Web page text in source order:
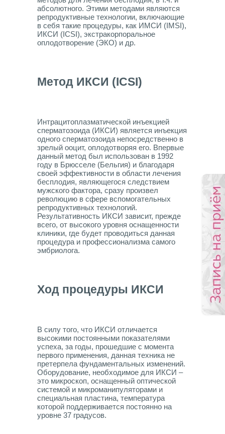
абсолютного. Этими методами являются
репродуктивные технологии, включающие
в себя такие процедуры, как ИМСИ (IMSI),
ИКСИ (ICSI), экстракорпоральное
оплодотворение (ЭКО) и др.
Метод ИКСИ (ICSI)
Интрацитоплазматической инъекцией
сперматозоида (ИКСИ) является инъекция
одного сперматозоида непосредственно в
зрелый ооцит, оплодотворяя его. Впервые
данный метод был использован в 1992
году в Брюсселе (Бельгия) и благодаря
своей эффективности в области лечения
бесплодия, являющегося следствием
мужского фактора, сразу произвел
революцию в сфере вспомогательных
репродуктивных технологий.
Результативность ИКСИ зависит, прежде
всего, от высокого уровня оснащенности
клиники, где будет проводиться данная
процедура и профессионализма самого
эмбриолога.
Ход процедуры ИКСИ
В силу того, что ИКСИ отличается
высокими постоянными показателями
успеха, за годы, прошедшие с момента
первого применения, данная техника не
претерпела фундаментальных изменений.
Оборудование, необходимое для ИКСИ –
это микроскоп, оснащенный оптической
системой и микроманипуляторами и
специальная пластина, температура
которой поддерживается постоянно на
уровне 37 градусов.